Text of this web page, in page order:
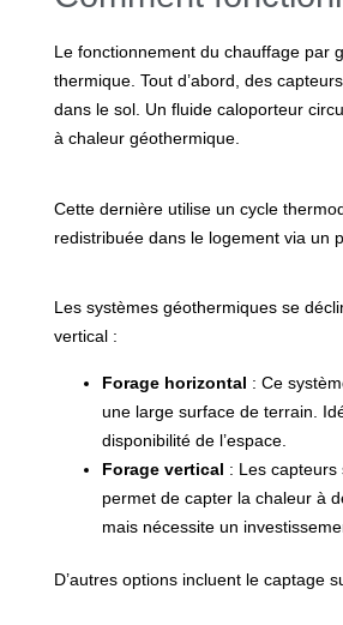
Le fonctionnement du chauffage par
thermique. Tout d’abord, des
dans le sol. Un fluide caloporteur
à chaleur géothermique.
Cette dernière utilise un cycle
redistribuée dans le logement via un
Les systèmes géothermiques se
vertical :
Forage horizontal : Ce
une large surface de terrain.
disponibilité de l’espace.
Forage vertical : Les capteurs
permet de capter la chaleur à
mais nécessite un
D’autres options incluent le captage